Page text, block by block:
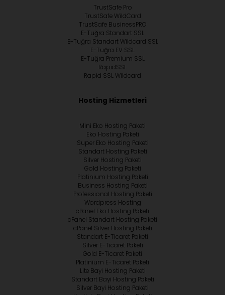
TrustSafe Pro
TrustSafe WildCard
TrustSafe BusinessPRO
E-Tuğra Standart SSL
E-Tuğra Standart Wildcard SSL
E-Tuğra EV SSL
E-Tuğra Premium SSL
RapidSSL
Rapid SSL Wildcard
Hosting Hizmetleri
Mini Eko Hosting Paketi
Eko Hosting Paketi
Super Eko Hosting Paketi
Standart Hosting Paketi
Silver Hosting Paketi
Gold Hosting Paketi
Platinium Hosting Paketi
Business Hosting Paketi
Professional Hosting Paketi
Wordpress Hosting
cPanel Eko Hosting Paketi
cPanel Standart Hosting Paketi
cPanel Silver Hosting Paketi
Standart E-Ticaret Paketi
Silver E-Ticaret Paketi
Gold E-Ticaret Paketi
Platinium E-Ticaret Paketi
Lite Bayi Hosting Paketi
Standart Bayi Hosting Paketi
Silver Bayi Hosting Paketi